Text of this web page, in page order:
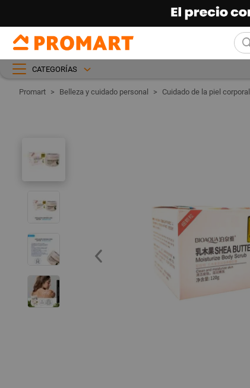
CATEGORÍAS
Belleza y cuidado personal Cuidado de la piel corporal